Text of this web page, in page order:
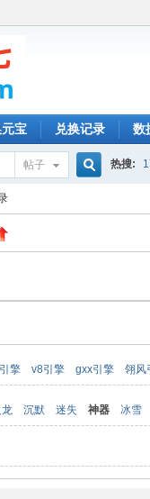
宝 兑换记录 数
帖子 热搜:
擎 v8引擎 gxx引擎 翎风
龙 沉默 迷失 神器 冰雪